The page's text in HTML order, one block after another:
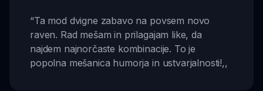
“Ta mod dvigne zabavo na povsem novo
raven. Rad mešam in prilagajam like, da
najdem najnorčaste kombinacije. To je
popolna mešanica humorja in ustvarjalnosti!,,